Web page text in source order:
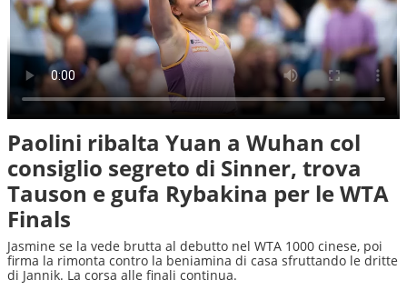
Paolini ribalta Yuan a Wuhan col
consiglio segreto di Sinner, trova
Tauson e gufa Rybakina per le WTA
Finals
Jasmine se la vede brutta al debutto nel WTA 1000 cinese, poi
firma la rimonta contro la beniamina di casa sfruttando le dritte
di Jannik. La corsa alle finali continua.